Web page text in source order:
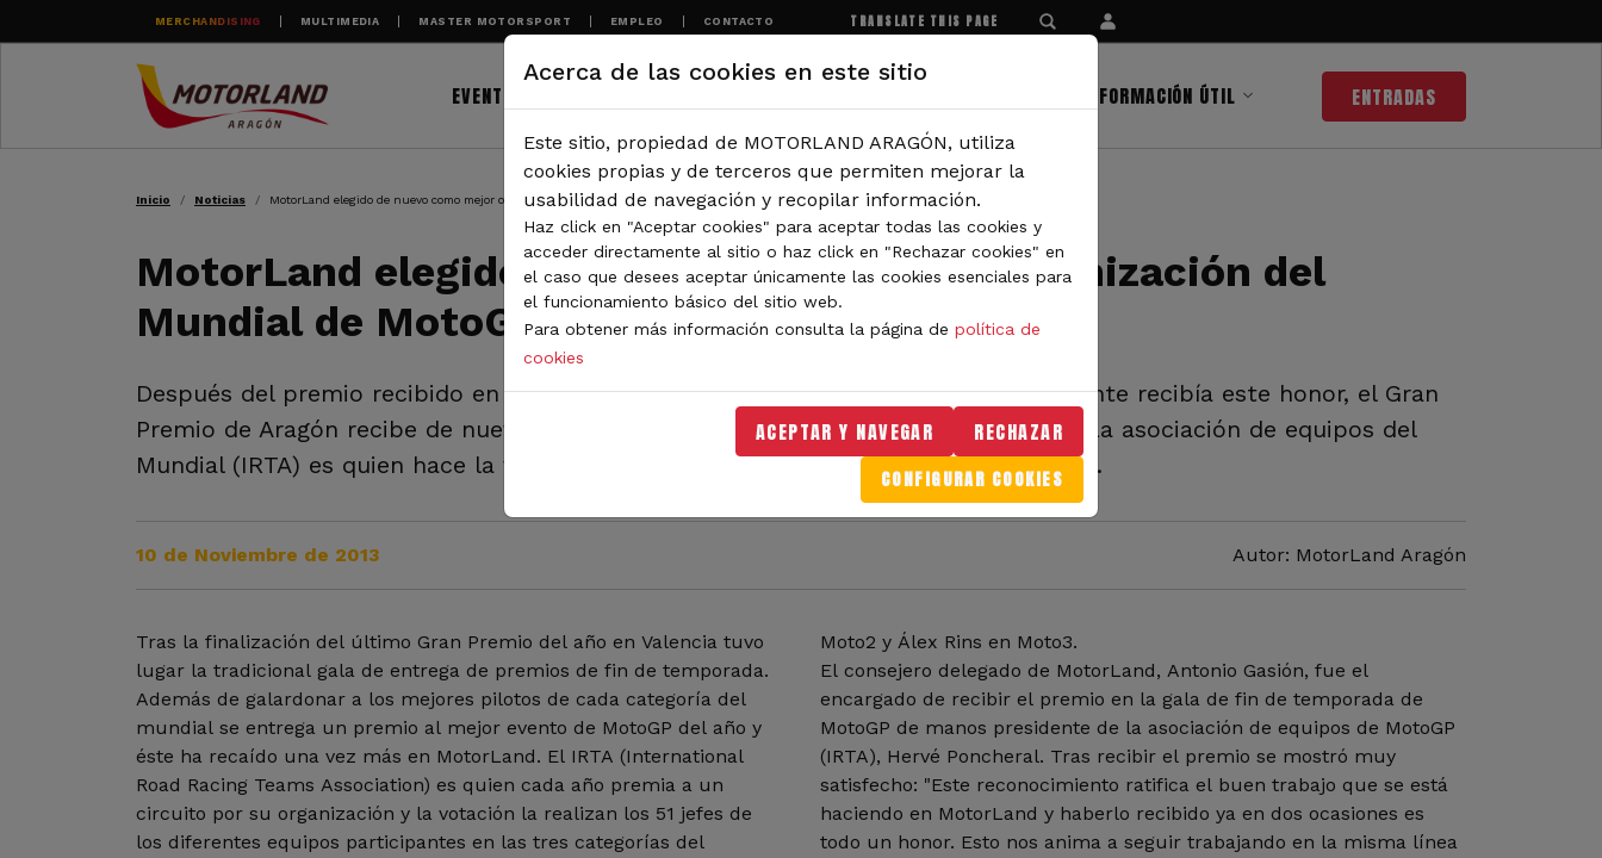
Pasar al contenido principal
MERCHANDISING MULTIMEDIA MASTER MOTORSPORT EMPLEO CONTACTO TRANSLATE THIS PAGE
EVENTOS INFORMACIÓN ÚTIL ENTRADAS
RUTA DE NAVEGACIÓN
Inicio Noticias MotorLand elegido de nuevo como mejor organización del Mundial de MotoGP
MotorLand elegido de nuevo como mejor organización del
Mundial de MotoGP
Después del premio recibido en 2010, siendo la primera vez que un circuito debutante recibía este honor, el Gran
Premio de Aragón recibe de nuevo el galardón a la mejor organización de MotoGP. La asociación de equipos del
Mundial (IRTA) es quien hace la votación para otorgar este premio cada temporada.
10 de Noviembre de 2013 Autor: MotorLand Aragón
Tras la finalización del último Gran Premio del año en Valencia tuvo
lugar la tradicional gala de entrega de premios de fin de temporada.
Además de galardonar a los mejores pilotos de cada categoría del
mundial se entrega un premio al mejor evento de MotoGP del año y
éste ha recaído una vez más en MotorLand. El IRTA (International
Road Racing Teams Association) es quien cada año premia a un
circuito por su organización y la votación la realizan los 51 jefes de
los diferentes equipos participantes en las tres categorías del
Moto2 y Álex Rins en Moto3.
El consejero delegado de MotorLand, Antonio Gasión, fue el
encargado de recibir el premio en la gala de fin de temporada de
MotoGP de manos presidente de la asociación de equipos de MotoGP
(IRTA), Hervé Poncheral. Tras recibir el premio se mostró muy
satisfecho: "Este reconocimiento ratifica el buen trabajo que se está
haciendo en MotorLand y haberlo recibido ya en dos ocasiones es
todo un honor. Esto nos anima a seguir trabajando en la misma línea
Acerca de las cookies en este sitio
Este sitio, propiedad de MOTORLAND ARAGÓN, utiliza
cookies propias y de terceros que permiten mejorar la
usabilidad de navegación y recopilar información.
Haz click en "Aceptar cookies" para aceptar todas las cookies y
acceder directamente al sitio o haz click en "Rechazar cookies" en
el caso que desees aceptar únicamente las cookies esenciales para
el funcionamiento básico del sitio web.
Para obtener más información consulta la página de política de
cookies
ACEPTAR Y NAVEGAR RECHAZAR
CONFIGURAR COOKIES